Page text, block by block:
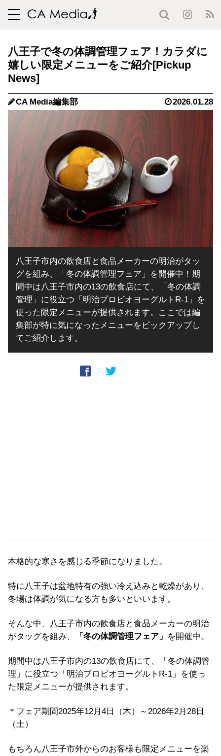
toggle
八王子で冬の体調管理フェア！カラダに
嬉しい限定メニューをご紹介
CA Media編集部 2026.01.28
八王子市内の飲食店と食品メーカーの明治がタッ
グを組み、「冬の体調管理フェア」を開催中！期
間中は八王子市内の13の飲食店にて、「冬の体調
管理」に役立つ「明治プロビオヨーグルトR-1」を
使った限定メニューが提供されます。ここでは編
集部が特に気になったメニューをピックアップし
てご紹介します。
本格的な寒さを感じる季節になりました。
特に八王子は盆地特有の強い冷え込みと乾燥があり、
冬場は体調が気になる方も多いといいます。
そんな中、八王子市内の飲食店と食品メーカーの明治
がタッグを組み、
「 冬の体調管理フェア」 を開催中。
期間中は八王子市内の13の飲食店にて、「冬の体調管
理」 に役立つ「明治プロビオヨーグルトR-1」を使っ
た限定メニューが提供されます。
＊フェア期間2025年12月4日（木）～ 2026年2月28日
（土）
もちろん八王子市外からのお客様も限定メニューを楽